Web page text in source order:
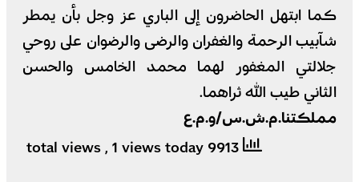
كما ابتهل الحاضرون إلى الباري عز وجل بأن يمطر
شآبيب الرحمة والغفران والرضى والرضوان على روحي
جلالتي المغفور لهما محمد الخامس والحسن
الثاني طيب الله ثراهما.
مملكتنا.م.ش.س/و.م.ع
, 1 views today